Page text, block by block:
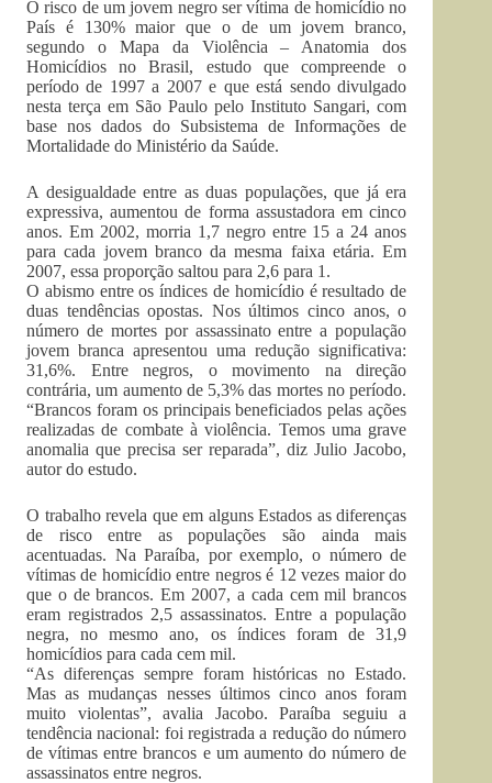
O risco de um jovem negro ser vítima de homicídio no
País é 130% maior que o de um jovem branco,
segundo o Mapa da Violência – Anatomia dos
Homicídios no Brasil, estudo que compreende o
período de 1997 a 2007 e que está sendo divulgado
nesta terça em São Paulo pelo Instituto Sangari, com
base nos dados do Subsistema de Informações de
Mortalidade do Ministério da Saúde.
A desigualdade entre as duas populações, que já era
expressiva, aumentou de forma assustadora em cinco
anos. Em 2002, morria 1,7 negro entre 15 a 24 anos
para cada jovem branco da mesma faixa etária. Em
2007, essa proporção saltou para 2,6 para 1.
O abismo entre os índices de homicídio é resultado de
duas tendências opostas. Nos últimos cinco anos, o
número de mortes por assassinato entre a população
jovem branca apresentou uma redução significativa:
31,6%. Entre negros, o movimento na direção
contrária, um aumento de 5,3% das mortes no período.
“Brancos foram os principais beneficiados pelas ações
realizadas de combate à violência. Temos uma grave
anomalia que precisa ser reparada”, diz Julio Jacobo,
autor do estudo.
O trabalho revela que em alguns Estados as diferenças
de risco entre as populações são ainda mais
acentuadas. Na Paraíba, por exemplo, o número de
vítimas de homicídio entre negros é 12 vezes maior do
que o de brancos. Em 2007, a cada cem mil brancos
eram registrados 2,5 assassinatos. Entre a população
negra, no mesmo ano, os índices foram de 31,9
homicídios para cada cem mil.
“As diferenças sempre foram históricas no Estado.
Mas as mudanças nesses últimos cinco anos foram
muito violentas”, avalia Jacobo. Paraíba seguiu a
tendência nacional: foi registrada a redução do número
de vítimas entre brancos e um aumento do número de
assassinatos entre negros.